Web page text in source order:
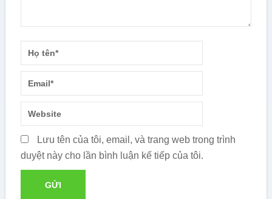
Lưu tên của tôi, email, và trang web trong trình
duyệt này cho lần bình luận kế tiếp của tôi.